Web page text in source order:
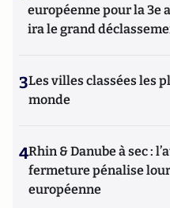
européenne pour la 3e
ira le grand
3Les villes classées les
monde
4Rhin & Danube à sec :
fermeture pénalise
européenne